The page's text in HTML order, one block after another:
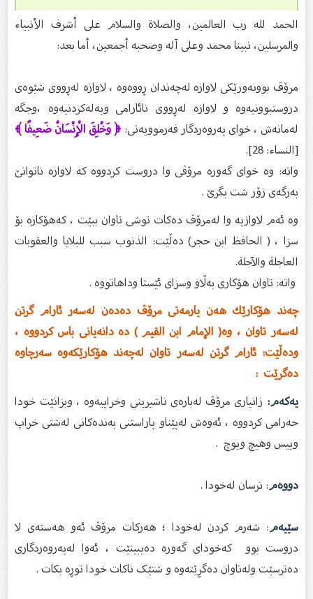
الحمد لله رب العالمين، والصلاة والسلام على أشرف الأنبياء
والمرسلين، نبينا محمد وعلى آله وصحبه أجمعين، أما بعد:
مرۆڤ بوونەورێکی لاوازە لەچەندان ڕووەوە ، لاوازە لەڕووی شێوەی
دروستبوونیەوە و لاوازە لەڕووی نائارامی وپەلەکردنیەوە ،وجگە
لەمانەش ، خوای پەروەردگار فەرموویەتی:﴿ وَخُلِقَ الْإِنْسَانُ ضَعِيفًا ﴾
[النساء: 28].
واته: وه‌ خوای گه‌وره‌ مرۆڤی وا دروست كردووه‌ كه‌ لاوازه‌ ناتوانێ
به‌رگه‌ی زۆر شت بگرێ .
وە ئەم لاوازیە وا لەمرۆڤ دەکات توشی تاوان ببێت ، کەهۆکاره بۆ
سزا ، ( الحافظ ابن حجر) دەڵێت: الذنوب سبب للبلايا والعقوبات
العاجلة والآجلة.
واتە: تاوان هۆکاری بەڵاو وسزای ئێستا وداهاتووە .
چەند هۆکارێك هەن یارمەتی مرۆڤ دەدەن لەسەر ئارام گرتن
لەسەر تاوان ، وه( الإمام ابن القيم ) دە دانەیانی باس کردووە ،
ودەڵێت: ئارام گرتن لەسەر تاوان لەچەند هۆکارێکەوە سەرچاوە
دەگرێت :
یەکەم:زانیاری مرۆڤ لەبارەی ناشیرینی وخراپیەوە ، وبزانێت خودا
حەرامی کردووە ، ئەوەش لەپێناو پاراستنی بەندەکانی لەشتی خراپ
وپیس وهیچ وپوچ .
دووەم: ترسان لەخودا .
سێیەم: شەرم کردن لەخودا ؛ هەرکات مرۆڤ ئەو هەستەی لا
دروست بوو کەخوداى گەورە دەیبینێت ، ئەوا لەپەروەردگاری
دەترسێت ولەتاوان دەگڕێتەوە و شتێک ناکات خودا توڕە بکات .